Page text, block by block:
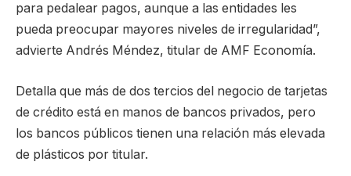
para pedalear pagos, aunque a las entidades les
pueda preocupar mayores niveles de irregularidad”,
advierte Andrés Méndez, titular de AMF Economía.
Detalla que más de dos tercios del negocio de tarjetas
de crédito está en manos de bancos privados, pero
los bancos públicos tienen una relación más elevada
de plásticos por titular.